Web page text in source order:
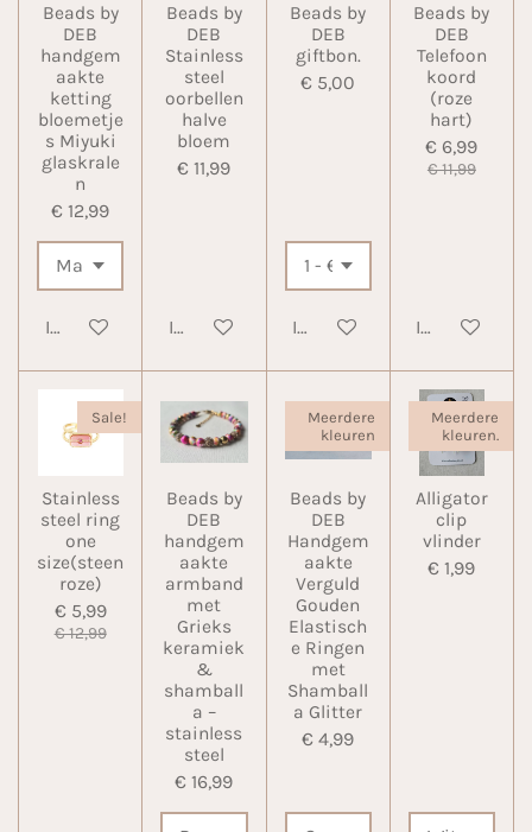
Beads by
DEB
handgem
aakte
ketting
bloemetje
s Miyuki
glaskrale
n
€ 12,99
In winkelwagen
Beads by
DEB
Stainless
steel
oorbellen
halve
bloem
€ 11,99
In winkelwagen
Beads by
DEB
giftbon.
€ 5,00
In winkelwagen
Beads by
DEB
Telefoon
koord
(roze
hart)
€ 6,99
€ 11,99
In
Sale!
Stainless
steel ring
one
size(steen
roze)
€ 5,99
€ 12,99
Beads by
DEB
handgem
aakte
armband
met
Grieks
keramiek
&
shamball
a –
stainless
steel
€ 16,99
Meerdere
kleuren
Beads by
DEB
Handgem
aakte
Verguld
Gouden
Elastisch
e Ringen
met
Shamball
a Glitter
€ 4,99
Meerdere
kleuren.
Alligator
clip
vlinder
€ 1,99